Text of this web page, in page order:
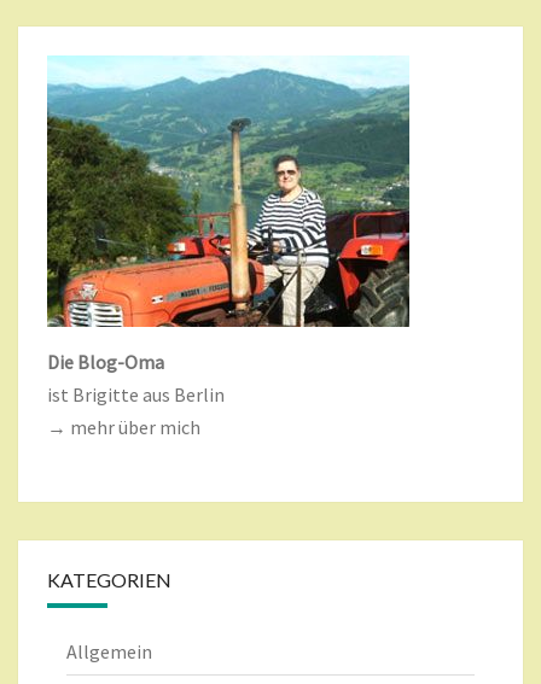
Die Blog-Oma
ist Brigitte aus Berlin
→ mehr über mich
KATEGORIEN
Allgemein